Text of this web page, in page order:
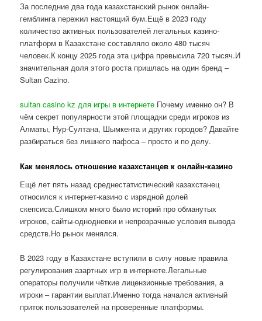
За последние два года казахстанский рынок онлайн-
гемблинга пережил настоящий бум.Ещё в 2023 году
количество активных пользователей легальных казино-
платформ в Казахстане составляло около 480 тысяч
человек.К концу 2025 года эта цифра превысила 720 тысяч.И
значительная доля этого роста пришлась на один бренд –
Sultan Cazino.
sultan casino kz для игры в интернете Почему именно он? В
чём секрет популярности этой площадки среди игроков из
Алматы, Нур-Султана, Шымкента и других городов? Давайте
разбираться без лишнего пафоса – просто и по делу.
Как менялось отношение казахстанцев к онлайн-казино
Ещё лет пять назад среднестатистический казахстанец
относился к интернет-казино с изрядной долей
скепсиса.Слишком много было историй про обманутых
игроков, сайты-однодневки и непрозрачные условия вывода
средств.Но рынок менялся.
В 2023 году в Казахстане вступили в силу новые правила
регулирования азартных игр в интернете.Легальные
операторы получили чёткие лицензионные требования, а
игроки – гарантии выплат.Именно тогда начался активный
приток пользователей на проверенные платформы.